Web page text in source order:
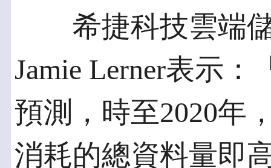
希捷科技雲端儲
Jamie Lerner表示
預測，時至2020年
消耗的總資料量即